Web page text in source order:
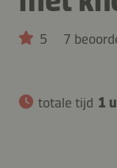
5 7
totale tijd 1